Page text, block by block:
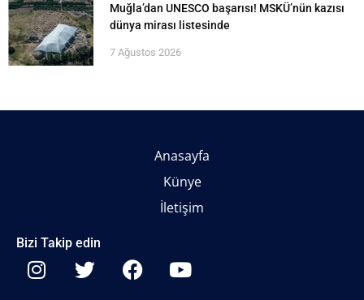
Muğla’dan UNESCO başarısı! MSKÜ’nün kazısı
dünya mirası listesinde
7 Ağustos 2026
Anasayfa
Künye
İletişim
Bizi Takip edin